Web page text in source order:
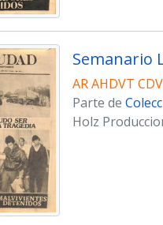
Semanario
AR AHDVT
Parte de
Holz